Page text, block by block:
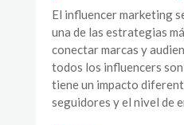
El influencer marketing
una de las estrategias
conectar marcas y
todos los influencers
tiene un impacto
seguidores y el nivel de